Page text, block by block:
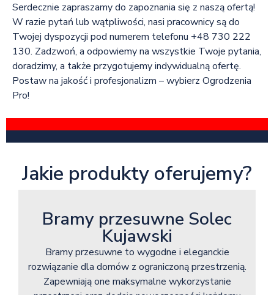
Serdecznie zapraszamy do zapoznania się z naszą ofertą!
W razie pytań lub wątpliwości, nasi pracownicy są do
Twojej dyspozycji pod numerem telefonu +48 730 222
130. Zadzwoń, a odpowiemy na wszystkie Twoje pytania,
doradzimy, a także przygotujemy indywidualną ofertę.
Postaw na jakość i profesjonalizm – wybierz Ogrodzenia
Pro!
Jakie produkty oferujemy?
Bramy przesuwne Solec
Kujawski
Bramy przesuwne to wygodne i eleganckie
rozwiązanie dla domów z ograniczoną przestrzenią.
Zapewniają one maksymalne wykorzystanie